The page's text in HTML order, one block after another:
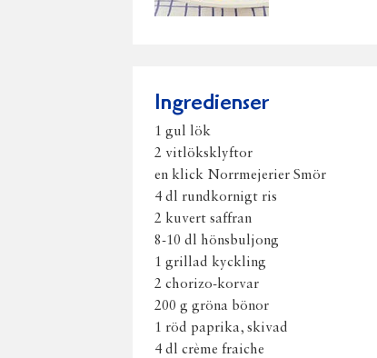
Ingredienser
1 gul lök
2 vitlöksklyftor
en klick Norrmejerier Smör
4 dl rundkornigt ris
2 kuvert saffran
8-10 dl hönsbuljong
1 grillad kyckling
2 chorizo-korvar
200 g gröna bönor
1 röd paprika, skivad
4 dl crème fraiche